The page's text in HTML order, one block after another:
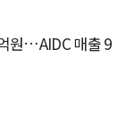
원…AIDC 매출 9